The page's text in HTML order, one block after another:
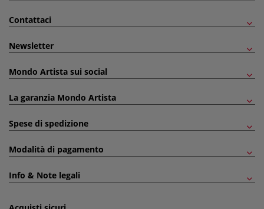
Contattaci
Newsletter
Mondo Artista sui social
La garanzia Mondo Artista
Spese di spedizione
Modalità di pagamento
Info & Note legali